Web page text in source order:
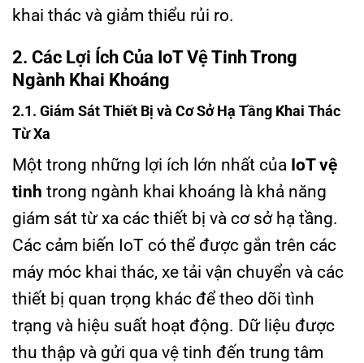
khai thác và giảm thiểu rủi ro.
2. Các Lợi Ích Của IoT Vệ Tinh Trong
Ngành Khai Khoáng
2.1. Giám Sát Thiết Bị và Cơ Sở Hạ Tầng Khai Thác
Từ Xa
Một trong những lợi ích lớn nhất của IoT vệ
tinh trong ngành khai khoáng là khả năng
giám sát từ xa các thiết bị và cơ sở hạ tầng.
Các cảm biến IoT có thể được gắn trên các
máy móc khai thác, xe tải vận chuyển và các
thiết bị quan trọng khác để theo dõi tình
trạng và hiệu suất hoạt động. Dữ liệu được
thu thập và gửi qua vệ tinh đến trung tâm